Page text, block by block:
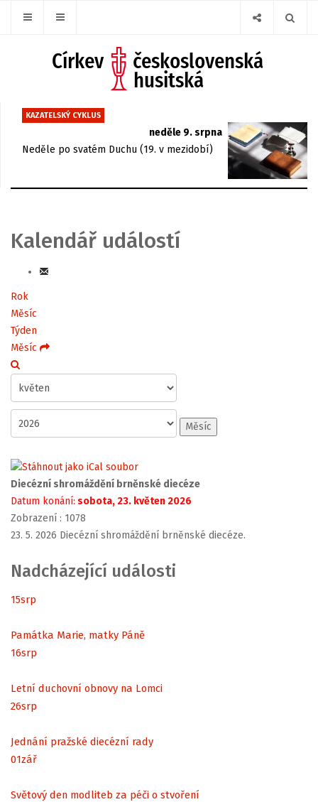
KAZATELSKÝ CYKLUS
neděle 9. srpna
Neděle po svatém Duchu (19. v mezidobí)
Kalendář událostí
Rok
Měsíc
Týden
Měsíc
Měsíc
Diecézní shromáždění brněnské diecéze
Datum konání: sobota, 23. květen 2026
Zobrazení : 1078
23. 5. 2026 Diecézní shromáždění brněnské diecéze.
Nadcházející události
15srp
Památka Marie, matky Páně
16srp
Letní duchovní obnovy na Lomci
26srp
Jednání pražské diecézní rady
01zář
Světový den modliteb za péči o stvoření